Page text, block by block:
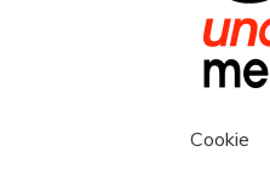
Cookie